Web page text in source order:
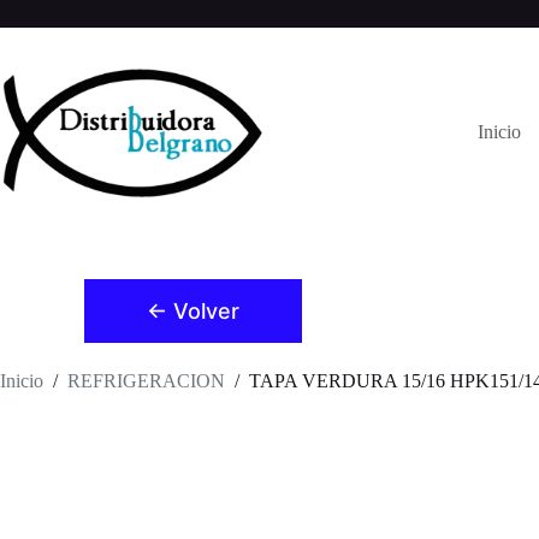
al
Inicio
← Volver
Inicio / REFRIGERACION / TAPA VERDURA 15/16 HPK151/